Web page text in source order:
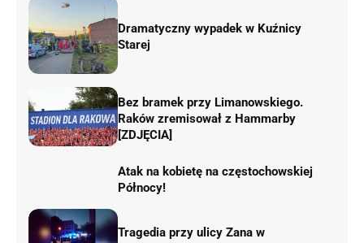
Dramatyczny wypadek w Kuźnicy
Starej
Bez bramek przy Limanowskiego.
Raków zremisował z Hammarby
[ZDJĘCIA]
Atak na kobietę na częstochowskiej
Północy!
Tragedia przy ulicy Zana w